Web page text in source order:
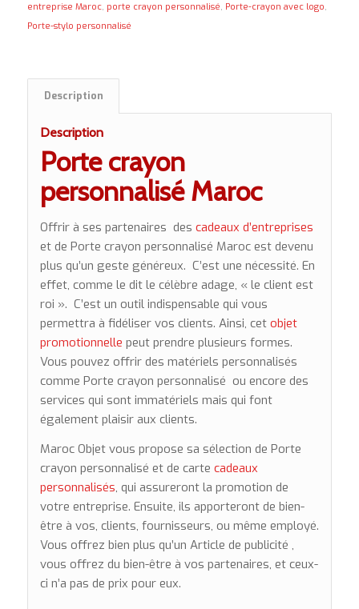
entreprise Maroc, porte crayon personnalisé, Porte-crayon avec logo,
Porte-stylo personnalisé
Description
Description
Porte crayon
personnalisé Maroc
Offrir à ses partenaires des cadeaux d’entreprises
et de Porte crayon personnalisé Maroc est devenu
plus qu’un geste généreux. C’est une nécessité. En
effet, comme le dit le célèbre adage, « le client est
roi ». C’est un outil indispensable qui vous
permettra à fidéliser vos clients. Ainsi, cet objet
promotionnelle peut prendre plusieurs formes.
Vous pouvez offrir des matériels personnalisés
comme Porte crayon personnalisé ou encore des
services qui sont immatériels mais qui font
également plaisir aux clients.
Maroc Objet vous propose sa sélection de Porte
crayon personnalisé et de carte cadeaux
personnalisés, qui assureront la promotion de
votre entreprise. Ensuite, ils apporteront de bien-
être à vos, clients, fournisseurs, ou même employé.
Vous offrez bien plus qu’un Article de publicité ,
vous offrez du bien-être à vos partenaires, et ceux-
ci n’a pas de prix pour eux.